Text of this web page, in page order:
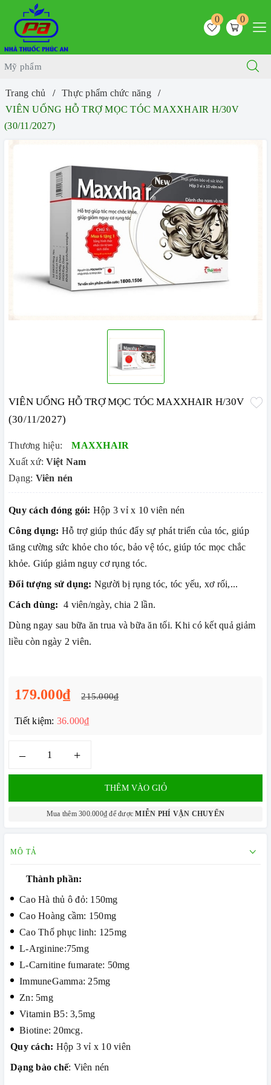
0
0
Trang chủ
Thực phẩm chức năng
VIÊN UỐNG HỖ TRỢ MỌC TÓC MAXXHAIR H/30V
(30/11/2027)
VIÊN UỐNG HỖ TRỢ MỌC TÓC MAXXHAIR H/30V
(30/11/2027)
Thương hiệu:
MAXXHAIR
Xuất xứ:Việt Nam
Dạng: Viên nén
Quy cách đóng gói: Hộp 3 vỉ x 10 viên nén
Công dụng: Hỗ trợ giúp thúc đẩy sự phát triển của tóc, giúp
tăng cường sức khỏe cho tóc, bảo vệ tóc, giúp tóc mọc chắc
khỏe. Giúp giảm nguy cơ rụng tóc.
Đối tượng sử dụng: Người bị rụng tóc, tóc yếu, xơ rối,...
Cách dùng: 4 viên/ngày, chia 2 lần.
Dùng ngay sau bữa ăn trua và bữa ăn tối. Khi có kết quả giảm
liều còn ngày 2 viên.
179.000₫ 215.000₫
Tiết kiệm: 36.000₫
– +
THÊM VÀO GIỎ
Mua thêm 300.000₫ để đượcMIỄN PHÍ VẬN CHUYỂN
MÔ TẢ
Thành phần:
Cao Hà thủ ô đỏ: 150mg
Cao Hoàng cầm: 150mg
Cao Thổ phục linh: 125mg
L-Arginine:75mg
L-Carnitine fumarate: 50mg
ImmuneGamma: 25mg
Zn: 5mg
Vitamin B5: 3,5mg
Biotine: 20mcg.
Quy cách: Hộp 3 vỉ x 10 viên
Dạng bào chế: Viên nén